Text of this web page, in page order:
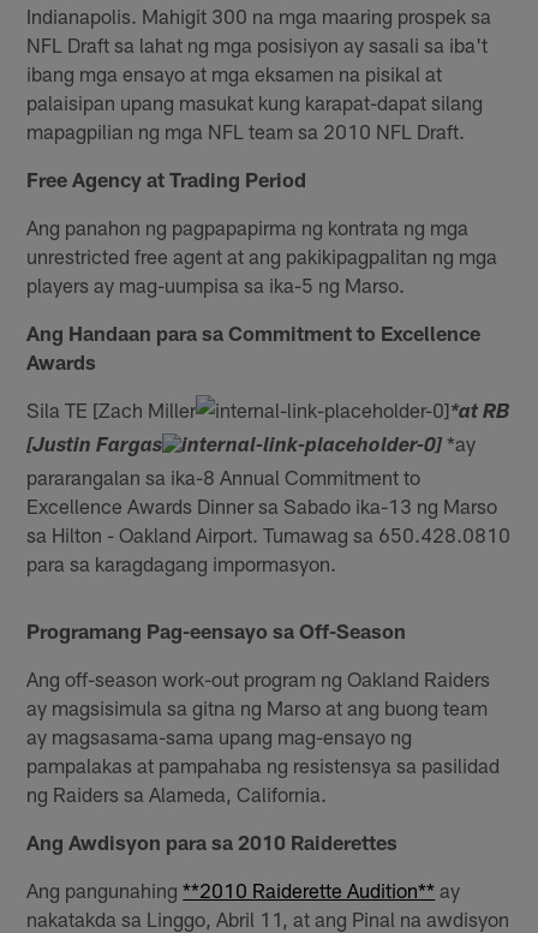
Indianapolis. Mahigit 300 na mga maaring prospek sa
NFL Draft sa lahat ng mga posisiyon ay sasali sa iba't
ibang mga ensayo at mga eksamen na pisikal at
palaisipan upang masukat kung karapat-dapat silang
mapagpilian ng mga NFL team sa 2010 NFL Draft.
Free Agency at Trading Period
Ang panahon ng pagpapapirma ng kontrata ng mga
unrestricted free agent at ang pakikipagpalitan ng mga
players ay mag-uumpisa sa ika-5 ng Marso.
Ang Handaan para sa Commitment to Excellence
Awards
Sila TE [Zach Miller
*at RB
[Justin Fargas
*ay
pararangalan sa ika-8 Annual Commitment to
Excellence Awards Dinner sa Sabado ika-13 ng Marso
sa Hilton - Oakland Airport. Tumawag sa 650.428.0810
para sa karagdagang impormasyon.
Programang Pag-eensayo sa Off-Season
Ang off-season work-out program ng Oakland Raiders
ay magsisimula sa gitna ng Marso at ang buong team
ay magsasama-sama upang mag-ensayo ng
pampalakas at pampahaba ng resistensya sa pasilidad
ng Raiders sa Alameda, California.
Ang Awdisyon para sa 2010 Raiderettes
Ang pangunahing**2010 Raiderette Audition** ay
nakatakda sa Linggo, Abril 11, at ang Pinal na awdisyon